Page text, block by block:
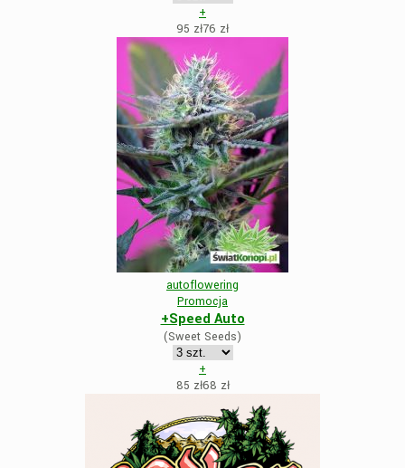
+
95 zł76 zł
autoflowering
Promocja
+Speed Auto
(Sweet Seeds)
+
85 zł68 zł